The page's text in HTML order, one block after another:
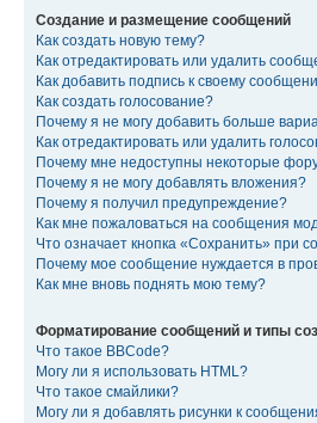
Создание и размещение сообщений
Как создать новую тему?
Как отредактировать или удалить
Как добавить подпись к своему
Как создать голосование?
Почему я не могу добавить больше
Как отредактировать или удалить
Почему мне недоступны некоторые
Почему я не могу добавлять вложения?
Почему я получил предупреждение?
Как мне пожаловаться на сообщения
Что означает кнопка «Сохранить» при
Почему мое сообщение нуждается в
Как мне вновь поднять мою тему?
Форматирование сообщений и типы
Что такое BBCode?
Могу ли я использовать HTML?
Что такое смайлики?
Могу ли я добавлять рисунки к